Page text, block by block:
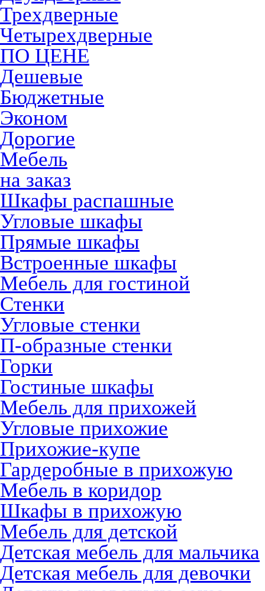
Трехдверные
Четырехдверные
ПО ЦЕНЕ
Дешевые
Бюджетные
Эконом
Дорогие
Мебель
на заказ
Шкафы распашные
Угловые шкафы
Прямые шкафы
Встроенные шкафы
Мебель для гостиной
Стенки
Угловые стенки
П-образные стенки
Горки
Гостиные шкафы
Мебель для прихожей
Угловые прихожие
Прихожие-купе
Гардеробные в прихожую
Мебель в коридор
Шкафы в прихожую
Мебель для детской
Детская мебель для мальчика
Детская мебель для девочки